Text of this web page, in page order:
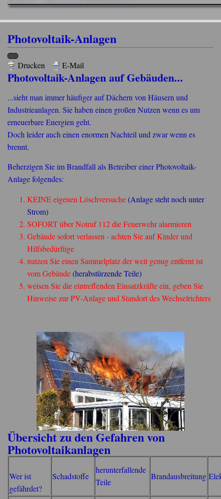
Photovoltaik-Anlagen
Drucken E-Mail
Photovoltaik-Anlagen auf Gebäuden...
...sieht man immer häufiger auf Dächern von Häusern und
Industrieanlagen. Sie haben einen großen Nutzen wenn es um
erneuerbare Energien geht.
Doch leider auch einen enormen Nachteil und zwar wenn es
brennt.
Beherzigen Sie im Brandfall als Betreiber einer Photovoltaik-
Anlage folgendes:
KEINE eigenen Löschversuche(Anlage steht noch unter
Strom)
SOFORT über Notruf 112 die Feuerwehr alarmieren
Gebäude sofort verlassen - achten Sie auf Kinder und
Hilfsbedürftige
nutzen Sie einen Sammelplatz der weit genug entfernt ist
vom Gebäude(herabstürzende Teile)
weisen Sie die eintreffenden Einsatzkräfte ein, geben Sie
Hinweise zur PV-Anlage und Standort des Wechselrichters
Übersicht zu den Gefahren von
Photovoltaikanlagen
Wer ist
gefährdet?
Schadstoffe
herunterfallende
Teile
Brandausbreitung